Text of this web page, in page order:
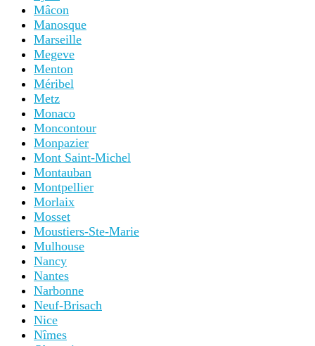
Mâcon
Manosque
Marseille
Megeve
Menton
Méribel
Metz
Monaco
Moncontour
Monpazier
Mont Saint-Michel
Montauban
Montpellier
Morlaix
Mosset
Moustiers-Ste-Marie
Mulhouse
Nancy
Nantes
Narbonne
Neuf-Brisach
Nice
Nîmes